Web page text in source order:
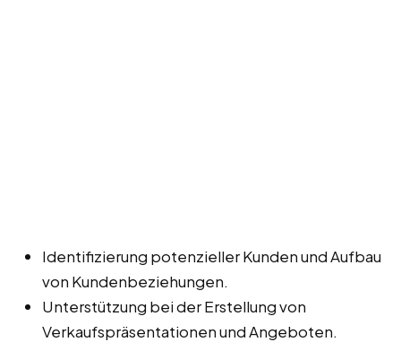
Identifizierung potenzieller Kunden und Aufbau
von Kundenbeziehungen.
Unterstützung bei der Erstellung von
Verkaufspräsentationen und Angeboten.